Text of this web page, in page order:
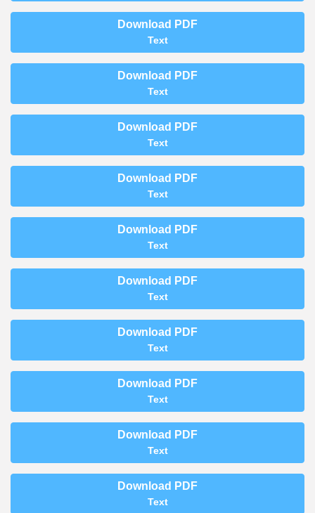
Download PDF
Text
Download PDF
Text
Download PDF
Text
Download PDF
Text
Download PDF
Text
Download PDF
Text
Download PDF
Text
Download PDF
Text
Download PDF
Text
Download PDF
Text